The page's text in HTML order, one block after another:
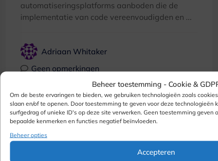
Beheer toestemming - Cookie &
Om de beste ervaringen te bieden, we gebruiken technologieën zoals
slaan en/of te openen. Door toestemming te geven voor deze technologieën
surfgedrag of unieke ID's op deze site verwerken. Geen toestemming geven
bepaalde kenmerken en functies negatief beïnvloeden.
Beheer opties
Accepteren
automatiseringsplatforms aanboden die de
implementatie van code vereenvoudigden en ...
Adriaan Whitaker
Geen opmerkingen